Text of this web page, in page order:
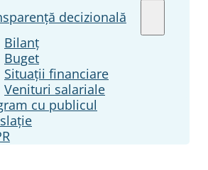
decizională
Bilanț
Buget
Situații financiare
Venituri salariale
cu publicul